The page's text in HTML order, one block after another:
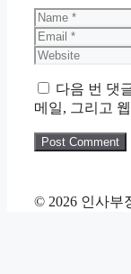
Name
다음 번 댓
메일, 그리고
© 2026 인사부